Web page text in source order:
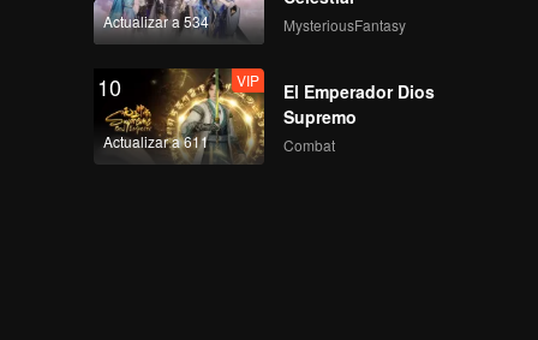
Actualizar a 534 MysteriousFantasy
10
Actualizar a 611
VIP
El Emperador Dios
Supremo
Combat